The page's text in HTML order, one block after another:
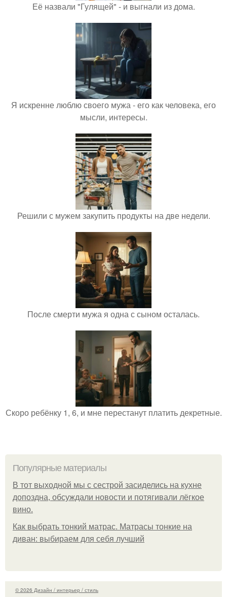
Её назвали "Гулящей" - и выгнали из дома.
Я искренне люблю своего мужа - его как человека, его
мысли, интересы.
Решили с мужем закупить продукты на две недели.
После смерти мужа я одна с сыном осталась.
Скоро ребёнку 1, 6, и мне перестанут платить декретные.
Популярные материалы
В тот выходной мы с сестрой засиделись на кухне
допоздна, обсуждали новости и потягивали лёгкое
вино.
Как выбрать тонкий матрас. Матрасы тонкие на
диван: выбираем для себя лучший
© 2026 Дизайн / интерьер / стиль